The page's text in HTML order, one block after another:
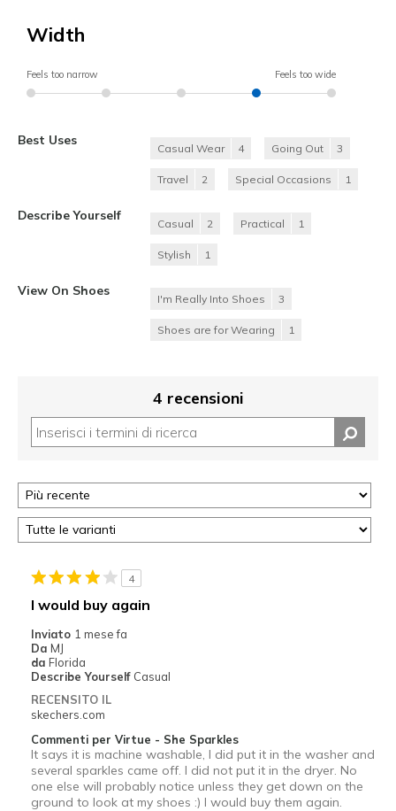
Width
Feels too narrow Feels too wide
Best Uses
Casual Wear 4 Going Out 3
Travel 2 Special Occasions 1
Describe Yourself
Casual 2 Practical 1
Stylish 1
View On Shoes
I'm Really Into Shoes 3
Shoes are for Wearing 1
4 recensioni
4
I would buy again
Inviato 1 mese fa
Da MJ
da Florida
Describe Yourself Casual
RECENSITO IL
skechers.com
Commenti per Virtue - She Sparkles
It says it is machine washable, I did put it in the washer and
several sparkles came off. I did not put it in the dryer. No
one else will probably notice unless they get down on the
ground to look at my shoes :) I would buy them again.